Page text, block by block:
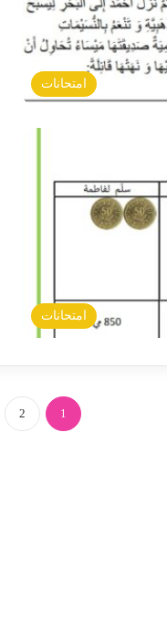
امتحانات
امتحانات
1
2